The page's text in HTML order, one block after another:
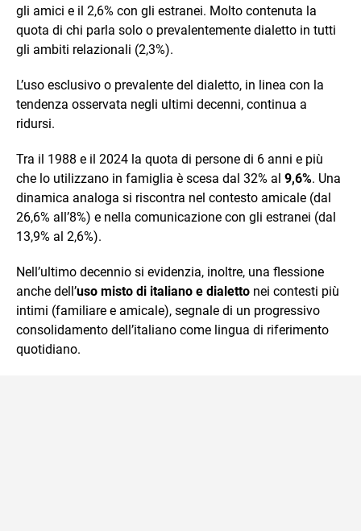
gli amici e il 2,6% con gli estranei. Molto contenuta la
quota di chi parla solo o prevalentemente dialetto in tutti
gli ambiti relazionali (2,3%).
L’uso esclusivo o prevalente del dialetto, in linea con la
tendenza osservata negli ultimi decenni, continua a
ridursi.
Tra il 1988 e il 2024 la quota di persone di 6 anni e più
che lo utilizzano in famiglia è scesa dal 32% al 9,6%. Una
dinamica analoga si riscontra nel contesto amicale (dal
26,6% all’8%) e nella comunicazione con gli estranei (dal
13,9% al 2,6%).
Nell’ultimo decennio si evidenzia, inoltre, una flessione
anche dell’uso misto di italiano e dialetto nei contesti più
intimi (familiare e amicale), segnale di un progressivo
consolidamento dell’italiano come lingua di riferimento
quotidiano.